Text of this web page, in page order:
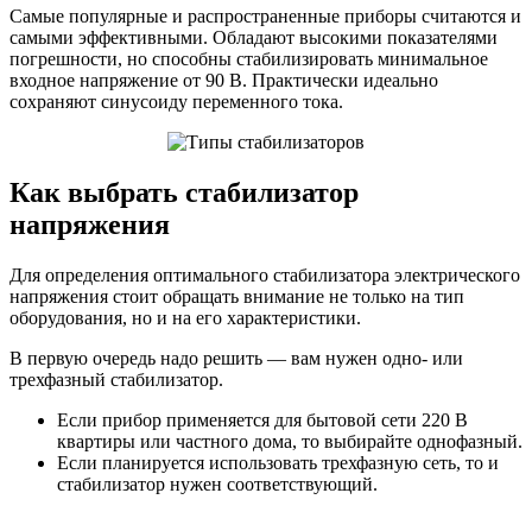
Самые популярные и распространенные приборы считаются и
самыми эффективными. Обладают высокими показателями
погрешности, но способны стабилизировать минимальное
входное напряжение от 90 В. Практически идеально
сохраняют синусоиду переменного тока.
Как выбрать стабилизатор
напряжения
Для определения оптимального стабилизатора электрического
напряжения стоит обращать внимание не только на тип
оборудования, но и на его характеристики.
В первую очередь надо решить — вам нужен одно- или
трехфазный стабилизатор.
Если прибор применяется для бытовой сети 220 В
квартиры или частного дома, то выбирайте однофазный.
Если планируется использовать трехфазную сеть, то и
стабилизатор нужен соответствующий.